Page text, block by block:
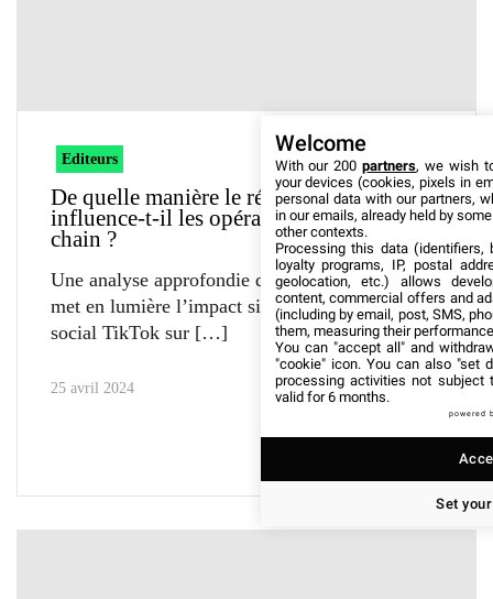
Editeurs
De quelle manière le réseau social TikTok
influence-t-il les opérations du supply
chain ?
Une analyse approfondie d’Oxford Economics
met en lumière l’impact significatif du réseau
social TikTok sur
25 avril 2024
Welcome
With our 200partners, we wish
your devices (cookies, pixels in
personal data with our partners,
in our emails, already held by
other contexts.
Processing this data (identifiers,
loyalty programs, IP, postal
geolocation, etc.) allows
content, commercial offers and
(including by email, post, SMS,
them, measuring their
You can "accept all" and
"cookie" icon. You can also "set
processing activities not subject
valid for 6 months.
powered
Set